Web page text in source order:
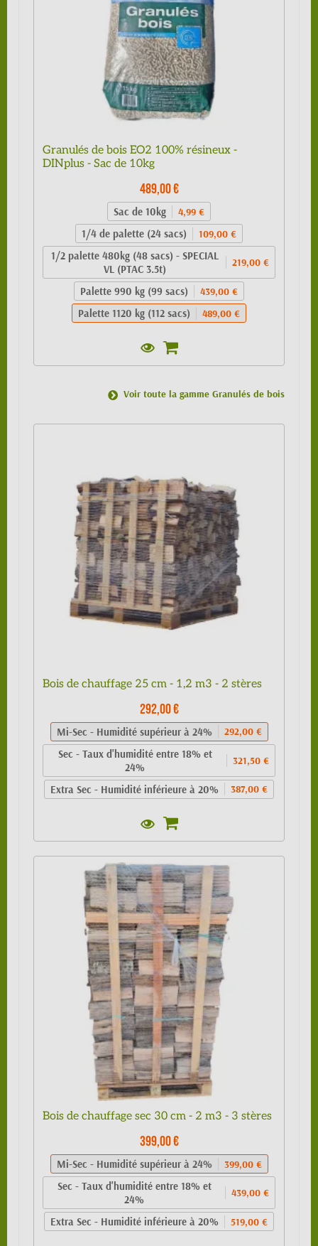
Granulés de bois EO2 100% résineux -
DINplus - Sac de 10kg
489,00 €
Sac de 10kg 4,99 €
1/4 de palette (24 sacs) 109,00 €
1/2 palette 480kg (48 sacs) - SPECIAL
VL (PTAC 3.5t)
219,00 €
Palette 990 kg (99 sacs) 439,00 €
Palette 1120 kg (112 sacs) 489,00 €
Voir toute la gamme Granulés de bois
Bois de chauffage 25 cm - 1,2 m3 - 2 stères
292,00 €
Mi-Sec - Humidité supérieur à 24% 292,00 €
Sec - Taux d'humidité entre 18% et
24%
321,50 €
Extra Sec - Humidité inférieure à 20% 387,00 €
Bois de chauffage sec 30 cm - 2 m3 - 3 stères
399,00 €
Mi-Sec - Humidité supérieur à 24% 399,00 €
Sec - Taux d'humidité entre 18% et
24%
439,00 €
Extra Sec - Humidité inférieure à 20% 519,00 €